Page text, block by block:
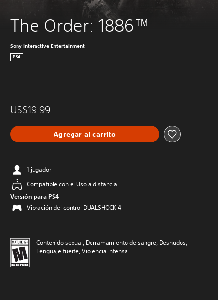
The Order: 1886™
Sony Interactive Entertainment
PS4
US$19.99
Agregar al carrito
1 jugador
Compatible con el Uso a distancia
Versión para PS4
Vibración del control DUALSHOCK 4
Contenido sexual, Derramamiento de sangre, Desnudos,
Lenguaje fuerte, Violencia intensa